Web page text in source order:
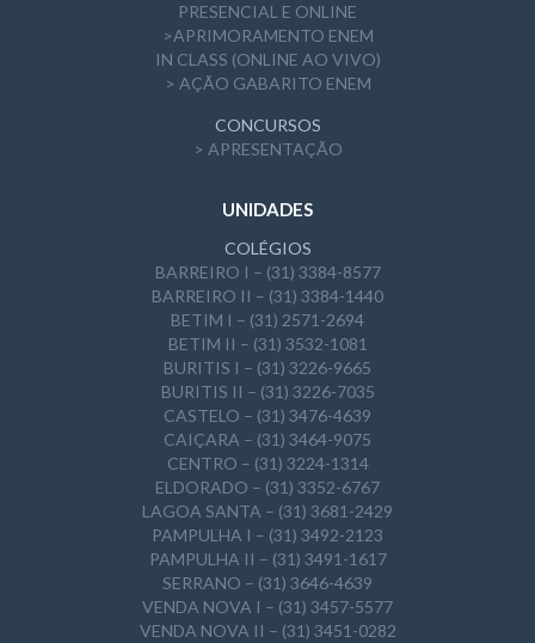
PRESENCIAL E ONLINE
>APRIMORAMENTO ENEM
IN CLASS (ONLINE AO VIVO)
> AÇÃO GABARITO ENEM
CONCURSOS
> APRESENTAÇÃO
UNIDADES
COLÉGIOS
BARREIRO I – (31) 3384-8577
BARREIRO II – (31) 3384-1440
BETIM I – (31) 2571-2694
BETIM II – (31) 3532-1081
BURITIS I – (31) 3226-9665
BURITIS II – (31) 3226-7035
CASTELO – (31) 3476-4639
CAIÇARA – (31) 3464-9075
CENTRO – (31) 3224-1314
ELDORADO – (31) 3352-6767
LAGOA SANTA – (31) 3681-2429
PAMPULHA I – (31) 3492-2123
PAMPULHA II – (31) 3491-1617
SERRANO – (31) 3646-4639
VENDA NOVA I – (31) 3457-5577
VENDA NOVA II – (31) 3451-0282